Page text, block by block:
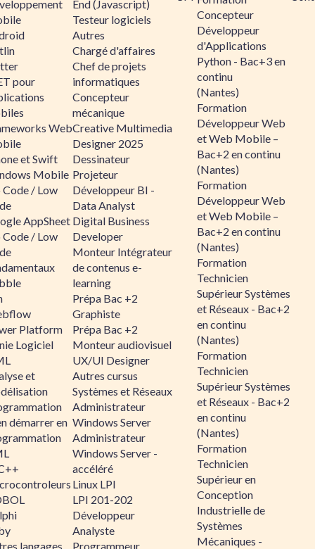
pour
Web
et Swift
Mobile
/ Low
AppSheet
/ Low
Platform
Logiciel
et
démarrer en
langages
End (Javascript)
Testeur logiciels
Autres
Chargé d'affaires
Chef de projets
informatiques
Concepteur
mécanique
Creative Multimedia
Designer 2025
Dessinateur
Projeteur
Développeur BI -
Data Analyst
Digital Business
Developer
Monteur Intégrateur
de contenus e-
learning
Prépa Bac +2
Graphiste
Prépa Bac +2
Monteur audiovisuel
UX/UI Designer
Autres cursus
Systèmes et Réseaux
Administrateur
Windows Server
Administrateur
Windows Server -
accéléré
Linux LPI
LPI 201-202
Développeur
Analyste
Programmeur
Concepteur
Développeur
d'Applications
Python - Bac+3 en
continu
(Nantes)
Formation
Développeur Web
et Web Mobile –
Bac+2 en continu
(Nantes)
Formation
Développeur Web
et Web Mobile –
Bac+2 en continu
(Nantes)
Formation
Technicien
Supérieur Systèmes
et Réseaux - Bac+2
en continu
(Nantes)
Formation
Technicien
Supérieur Systèmes
et Réseaux - Bac+2
en continu
(Nantes)
Formation
Technicien
Supérieur en
Conception
Industrielle de
Systèmes
Mécaniques -